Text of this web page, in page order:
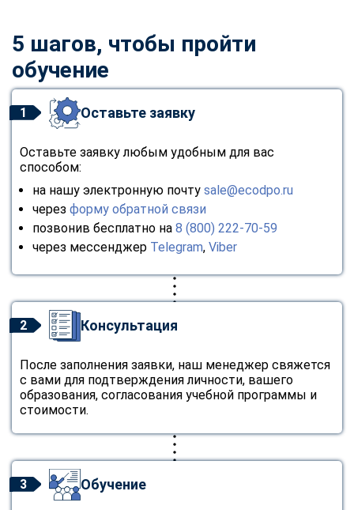
5 шагов, чтобы пройти
обучение
1 Оставьте заявку
Оставьте заявку любым удобным для вас
способом:
на нашу электронную почту sale@ecodpo.ru
через форму обратной связи
позвонив бесплатно на 8 (800) 222-70-59
через мессенджер Telegram, Viber
2 Консультация
После заполнения заявки, наш менеджер свяжется
с вами для подтверждения личности, вашего
образования, согласования учебной программы и
стоимости.
3 Обучение